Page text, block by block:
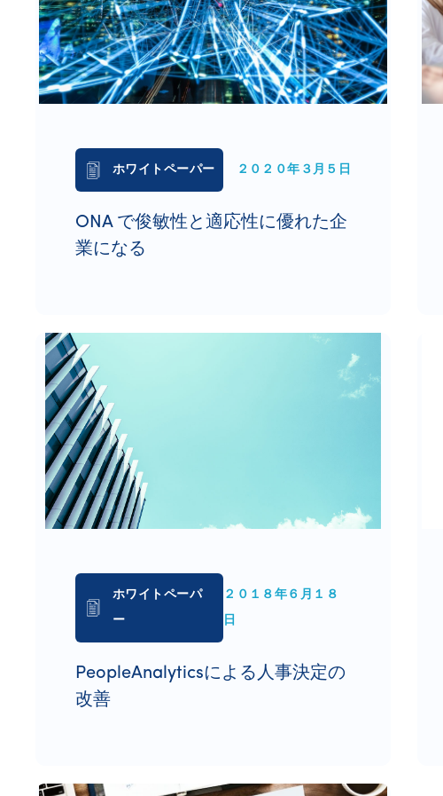
ホワイトペーパー ２０２０年３月５日
ONA で俊敏性と適応性に優れた企
業になる
ホワイトペーパ
ー
２０１８年６月１８
日
PeopleAnalyticsによる人事決定の
改善